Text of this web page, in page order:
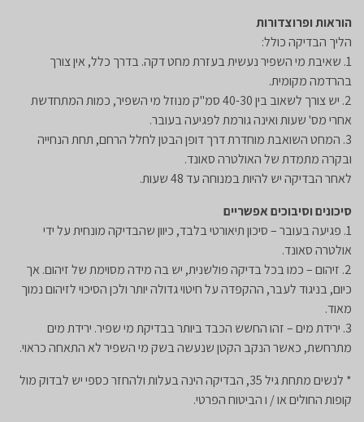
הוראות ופרוצדורות
הליך הבדיקה כולל:
1. שאיבת מי השפיר נעשית בעזרת מחט דקה. בדרך כלל, אין צורך
בהרדמה מקומית.
2. יש צורך לשאוב בין 40-30 סמ"ק מנוזל מי השפיר, כמות המתחדשת
אחרי מס' שעות ואינה גורמת לפגיעה בעובר.
3. המחט השואבת מוחדרת דרך דופן הבטן לחלל הרחם, תחת הנחייה
ובקרה מתמדת של האולטרה סאונד.
לאחר הבדיקה יש להיות במנוחה עד 48 שעות.
סיכונים וסיבוכים אפשריים
1. פגיעה בעובר – סיכון תיאורטי בלבד, כיוון שהבדיקה מונחית על ידי
אולטרה סאונד.
2. זיהום – כמו בכל בדיקה פולשנית, יש בה מידה מסוימת של זיהום. אך
כיום, בניגוד לעבר, ההקפדה על חיטוי גדולה יותר ולכן הסיכוי לזיהום נמוך
מאוד.
3. ירידת מים – זהו החשש הכבד ביותר בבדיקת מי שפיר. ירידת מים
מתרחשת, כאשר הנקב הקטן שנעשה בשק מי השפיר לא התאחה כראוי.
* לנשים מתחת גיל 35, הבדיקה הינה בעלות ולהחזר כספי יש לבדוק מול
קופות החולים או / ו הביטוח הפרטי.